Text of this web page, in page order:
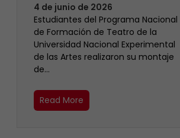
4 de junio de 2026
Estudiantes del Programa Nacional
de Formación de Teatro de la
Universidad Nacional Experimental
de las Artes realizaron su montaje
de…
Read More